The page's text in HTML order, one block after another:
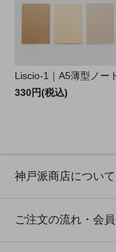
Liscio-1｜A5薄型ノー
330円(税込)
神戸派商店につい
ご注文の流れ・会